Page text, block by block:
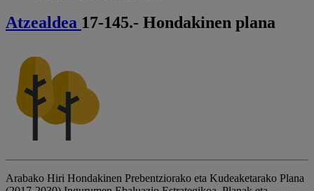
Atzealdea 17-145.- Hondakinen plana
Arabako Hiri Hondakinen Prebentziorako eta Kudeaketarako Plana